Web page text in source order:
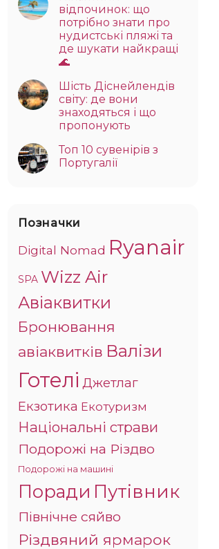
“Реакція була шокуючою”:
прибиральниця назвала
речі, які їй ніколи не казали
прибирати в номерах
повсякденного вжитку, з яких
ми п’ємо, так і самого ліжка, на[...]
відпочинок: що
потрібно знати про
нудистські пляжі та
де шукати найкращі
🌊
Шість Діснейлендів
світу: де вони
знаходяться і що
пропонують
Топ 10 сувенірів з
Португалії
Позначки
Digital Nomad Ryanair
SPA Wizz Air
Авіаквитки
Бронювання
авіаквитків Валізи
Готелі Джетлаг
Екзотика Екотуризм
Національні страви
Подорожі на Різдво
Подорожі на машині
Поради Путівник
Північне сяйво
Різдвяний ярмарок